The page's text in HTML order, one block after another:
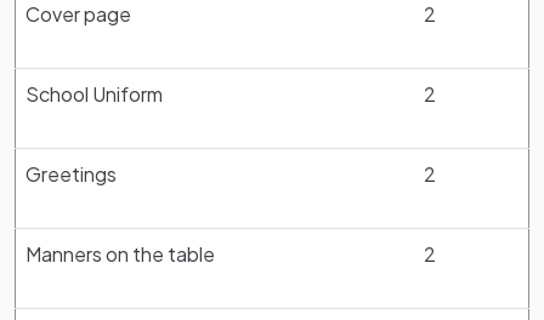
Cover page 2
School Uniform 2
Greetings 2
Manners on the table 2